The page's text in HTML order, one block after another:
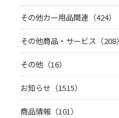
その他カー用品関連（424）
その他商品・サービス（208）
その他（16）
お知らせ（1515）
商品情報（101）